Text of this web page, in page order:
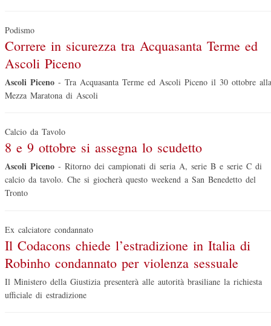
Podismo
Correre in sicurezza tra Acquasanta Terme ed
Ascoli Piceno
Ascoli Piceno - Tra Acquasanta Terme ed Ascoli Piceno il 30 ottobre alla
Mezza Maratona di Ascoli
Calcio da Tavolo
8 e 9 ottobre si assegna lo scudetto
Ascoli Piceno - Ritorno dei campionati di seria A, serie B e serie C di
calcio da tavolo. Che si giocherà questo weekend a San Benedetto del
Tronto
Ex calciatore condannato
Il Codacons chiede l’estradizione in Italia di
Robinho condannato per violenza sessuale
Il Ministero della Giustizia presenterà alle autorità brasiliane la richiesta
ufficiale di estradizione